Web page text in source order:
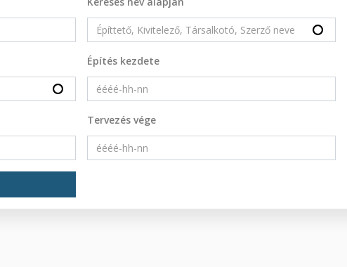
Építés kezdete
Tervezés vége